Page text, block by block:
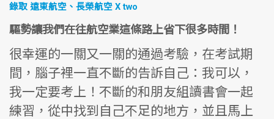
錄取 遠東航空、長榮航空 X two
驅勢讓我們在往航空業這條路上省下很多時間！
很幸運的一關又一關的通過考驗，在考試期
間，腦子裡一直不斷的告訴自己：我可以，
我一定要考上！不斷的和朋友組讀書會一起
練習，從中找到自己不足的地方，並且馬上